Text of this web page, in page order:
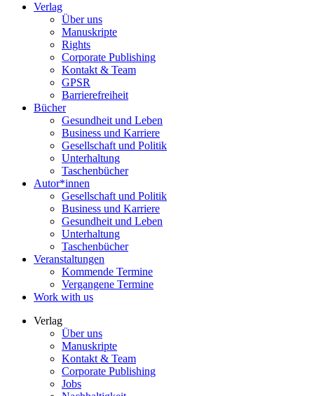
Verlag
Über uns
Manuskripte
Rights
Corporate Publishing
Kontakt & Team
GPSR
Barrierefreiheit
Bücher
Gesundheit und Leben
Business und Karriere
Gesellschaft und Politik
Unterhaltung
Taschenbücher
Autor*innen
Gesellschaft und Politik
Business und Karriere
Gesundheit und Leben
Unterhaltung
Taschenbücher
Veranstaltungen
Kommende Termine
Vergangene Termine
Work with us
Verlag
Über uns
Manuskripte
Kontakt & Team
Corporate Publishing
Jobs